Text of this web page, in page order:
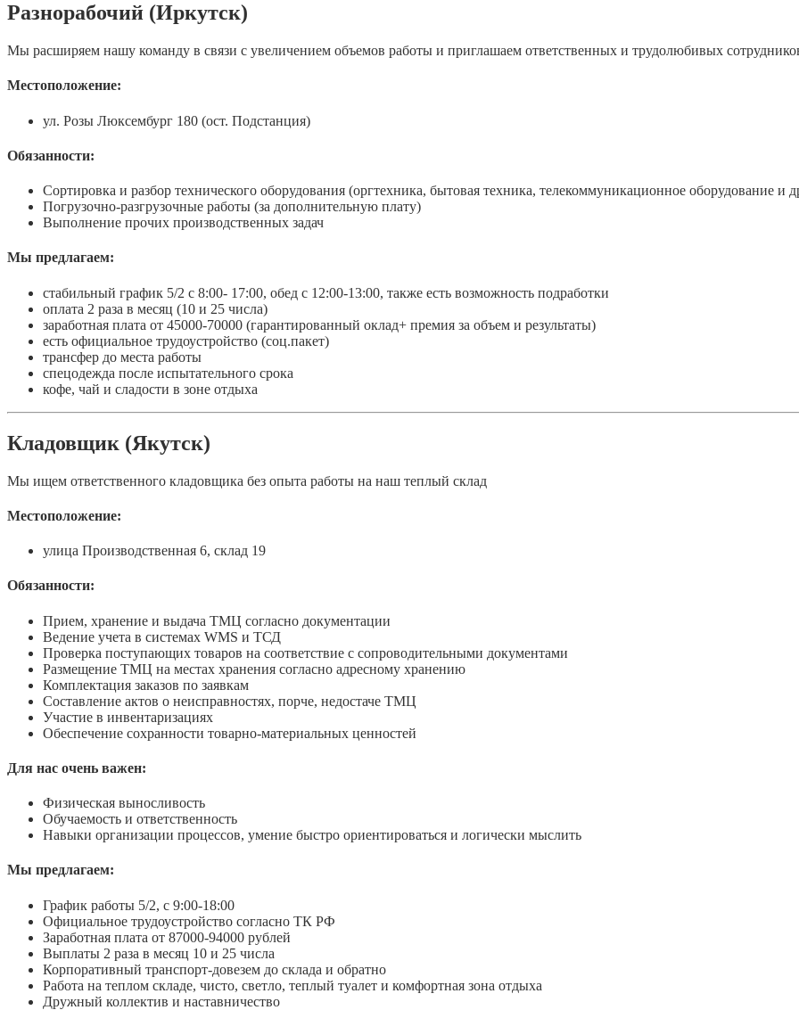
Разнорабочий (Иркутск)
Мы расширяем нашу команду в связи с увеличением объемов работы и приглашаем ответственных и трудолюбивых
Местоположение:
ул. Розы Люксембург 180 (ост. Подстанция)
Обязанности:
Сортировка и разбор технического оборудования (оргтехника, бытовая техника, телекоммуникационное оборудование и
Погрузочно-разгрузочные работы (за дополнительную плату)
Выполнение прочих производственных задач
Мы предлагаем:
стабильный график 5/2 с 8:00- 17:00, обед с 12:00-13:00, также есть возможность подработки
оплата 2 раза в месяц (10 и 25 числа)
заработная плата от 45000-70000 (гарантированный оклад+ премия за объем и результаты)
есть официальное трудоустройство (соц.пакет)
трансфер до места работы
спецодежда после испытательного срока
кофе, чай и сладости в зоне отдыха
Кладовщик (Якутск)
Мы ищем ответственного кладовщика без опыта работы на наш теплый склад
Местоположение:
улица Производственная 6, склад 19
Обязанности:
Прием, хранение и выдача ТМЦ согласно документации
Ведение учета в системах WMS и ТСД
Проверка поступающих товаров на соответствие с сопроводительными документами
Размещение ТМЦ на местах хранения согласно адресному хранению
Комплектация заказов по заявкам
Составление актов о неисправностях, порче, недостаче ТМЦ
Участие в инвентаризациях
Обеспечение сохранности товарно-материальных ценностей
Для нас очень важен:
Физическая выносливость
Обучаемость и ответственность
Навыки организации процессов, умение быстро ориентироваться и логически мыслить
Мы предлагаем:
График работы 5/2, с 9:00-18:00
Официальное трудоустройство согласно ТК РФ
Заработная плата от 87000-94000 рублей
Выплаты 2 раза в месяц 10 и 25 числа
Корпоративный транспорт-довезем до склада и обратно
Работа на теплом складе, чисто, светло, теплый туалет и комфортная зона отдыха
Дружный коллектив и наставничество